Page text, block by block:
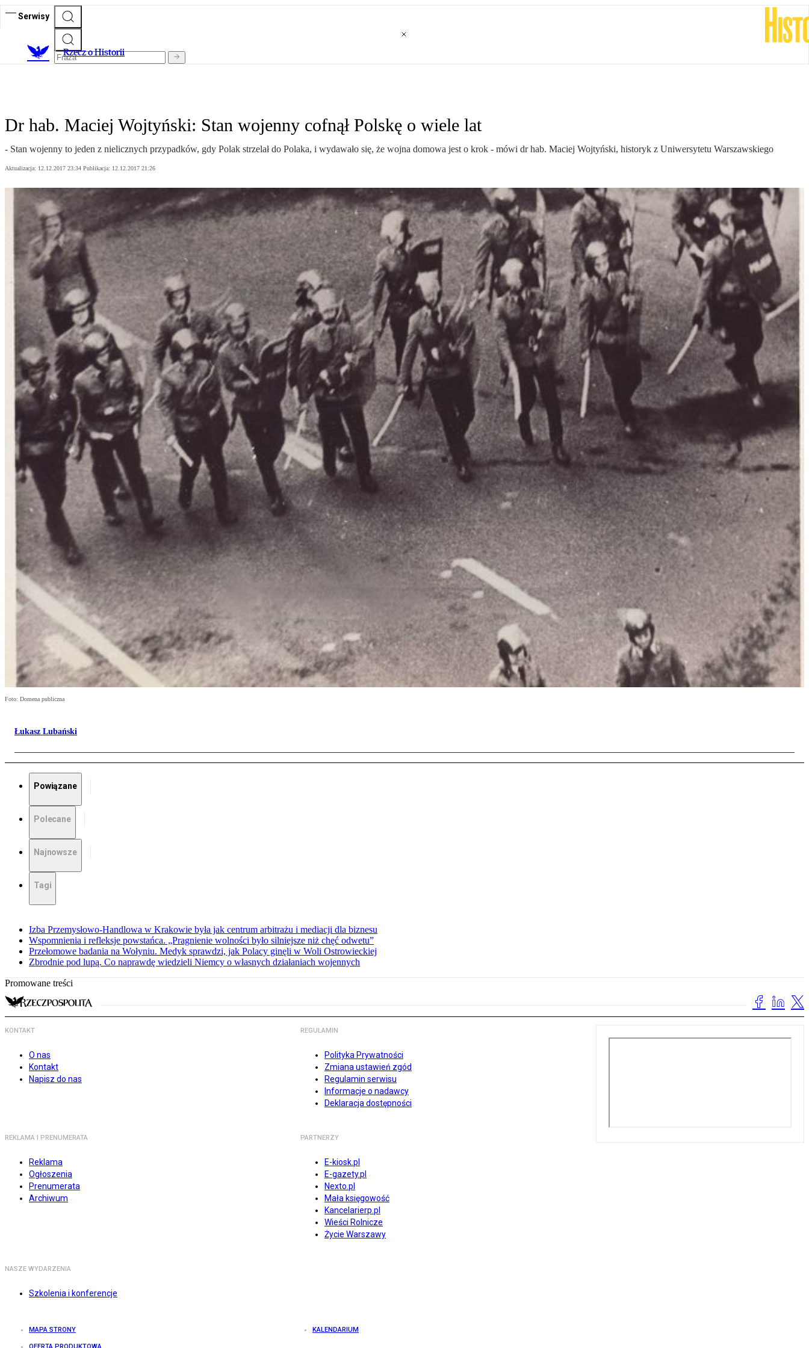
Serwisy
Rzecz o Historii
Dr hab. Maciej Wojtyński: Stan wojenny cofnął Polskę o wiele lat
- Stan wojenny to jeden z nielicznych przypadków, gdy Polak strzelał do Polaka, i wydawało się, że wojna domowa jest o krok - mówi dr hab. Maciej Wojtyński, historyk z Uniwersytetu Warszawskiego
Aktualizacja: 12.12.2017 23:34 Publikacja: 12.12.2017 21:26
Foto: Domena publiczna
Łukasz Lubański
Powiązane
Polecane
Najnowsze
Tagi
Izba Przemysłowo-Handlowa w Krakowie była jak centrum arbitrażu i mediacji dla biznesu
Wspomnienia i refleksje powstańca. „Pragnienie wolności było silniejsze niż chęć odwetu”
Przełomowe badania na Wołyniu. Medyk sprawdzi, jak Polacy ginęli w Woli Ostrowieckiej
Zbrodnie pod lupą. Co naprawdę wiedzieli Niemcy o własnych działaniach wojennych
Promowane treści
KONTAKT
O nas
Kontakt
Napisz do nas
REGULAMIN
Polityka Prywatności
Zmiana ustawień zgód
Regulamin serwisu
Informacje o nadawcy
Deklaracja dostępności
REKLAMA I PRENUMERATA
Reklama
Ogłoszenia
Prenumerata
Archiwum
PARTNERZY
E-kiosk.pl
E-gazety.pl
Nexto.pl
Mała księgowość
Kancelarierp.pl
Wieści Rolnicze
Życie Warszawy
NASZE WYDARZENIA
Szkolenia i konferencje
MAPA STRONY KALENDARIUM